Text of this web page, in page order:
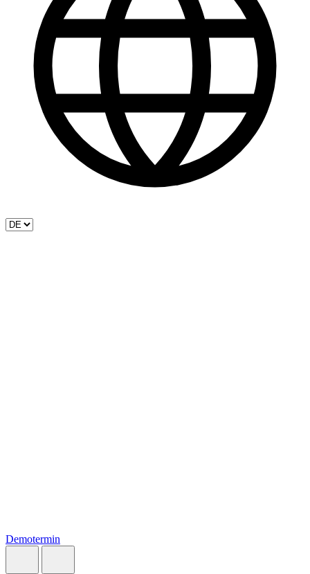
Demotermin